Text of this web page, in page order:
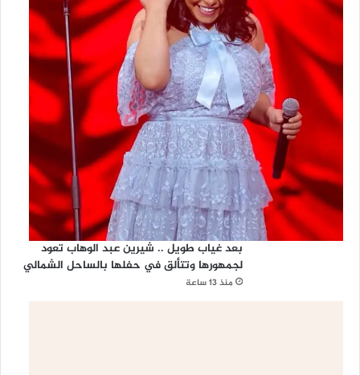
بعد غياب طويل .. شيرين عبد الوهاب تعود
لجمهورها وتتألق في حفلها بالساحل الشمالي
منذ 13 ساعة